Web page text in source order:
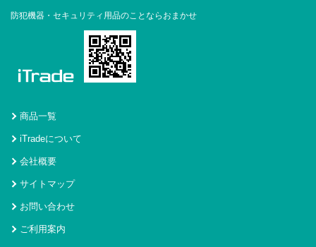
防犯機器・セキュリティ用品のことならおまかせ
商品一覧
iTradeについて
会社概要
サイトマップ
お問い合わせ
ご利用案内